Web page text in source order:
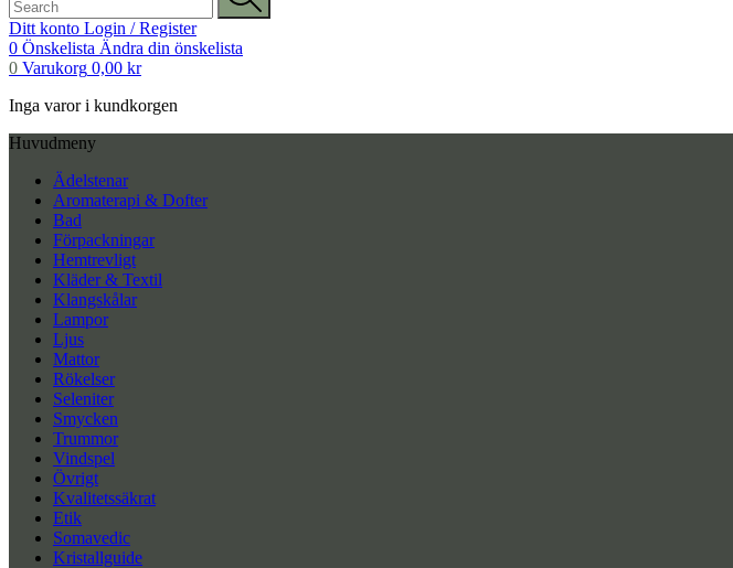
Ditt konto Login / Register
0 Önskelista Ändra din önskelista
0 Varukorg 0,00 kr
Inga varor i kundkorgen
Huvudmeny
Ädelstenar
Aromaterapi & Dofter
Bad
Förpackningar
Hemtrevligt
Kläder & Textil
Klangskålar
Lampor
Ljus
Mattor
Rökelser
Seleniter
Smycken
Trummor
Vindspel
Övrigt
Kvalitetssäkrat
Etik
Somavedic
Kristallguide